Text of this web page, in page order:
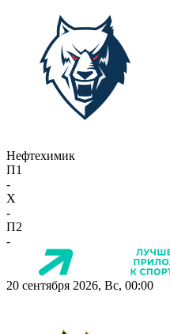
Нефтехимик
П1
-
X
-
П2
-
20 сентября 2026, Вс, 00:00